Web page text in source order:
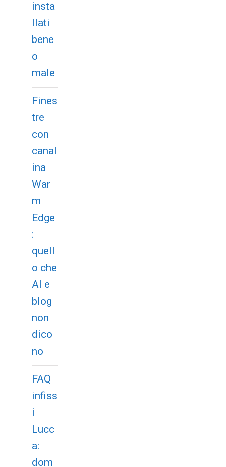
insta
llati
bene
o
male
Fines
tre
con
canal
ina
War
m
Edge
:
quell
o che
AI e
blog
non
dico
no
FAQ
infiss
i
Lucc
a:
dom